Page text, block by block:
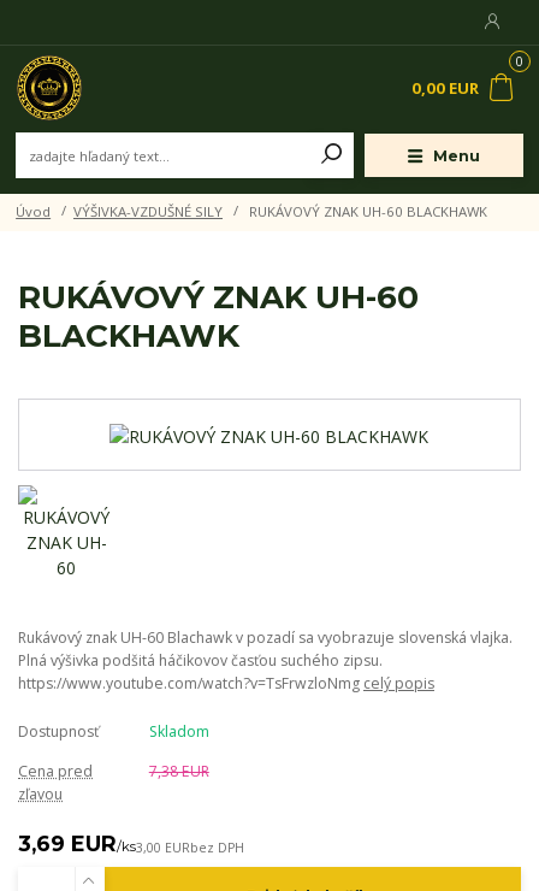
Menu
0
0,00 EUR
Úvod VÝŠIVKA-VZDUŠNÉ SILY RUKÁVOVÝ ZNAK UH-60 BLACKHAWK
RUKÁVOVÝ ZNAK UH-60
BLACKHAWK
Rukávový znak UH-60 Blachawk v pozadí sa vyobrazuje slovenská vlajka.
Plná výšivka podšitá háčikovov časťou suchého zipsu.
https://www.youtube.com/watch?v=TsFrwzloNmg celý popis
Dostupnosť
Skladom
Cena pred
zľavou
7,38 EUR
3,69 EUR/ks3,00 EURbez DPH